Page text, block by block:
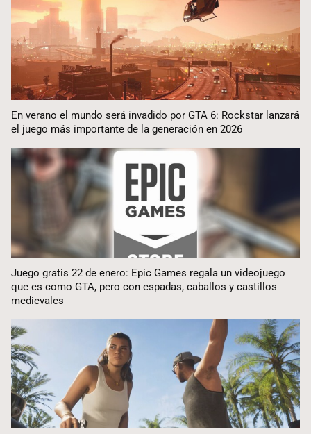
En verano el mundo será invadido por GTA 6: Rockstar lanzará
el juego más importante de la generación en 2026
Juego gratis 22 de enero: Epic Games regala un videojuego
que es como GTA, pero con espadas, caballos y castillos
medievales